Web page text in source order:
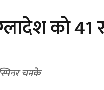
को 41
चमके